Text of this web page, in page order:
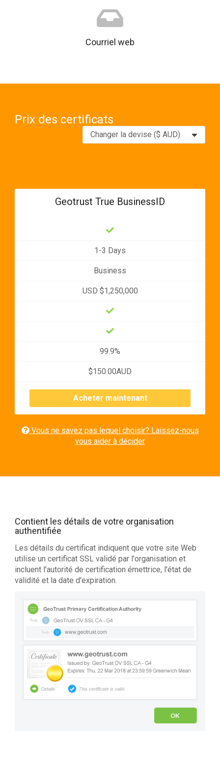
Courriel web
Prix des certificats
Geotrust True BusinessID
1-3 Days
Business
USD $1,250,000
99.9%
$150.00AUD
Acheter maintenant
Vous ne savez pas lequel choisir? Laissez-nous
vous aider à décider
Contient les détails de votre organisation
authentifiée
Les détails du certificat indiquent que votre site Web
utilise un certificat SSL validé par l'organisation et
incluent l'autorité de certification émettrice, l'état de
validité et la date d'expiration.